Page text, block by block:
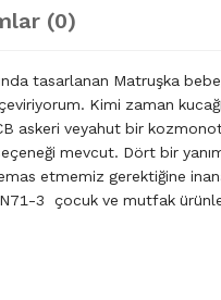
(0)
tasarlanan Matruşka
Kimi zaman
askeri veyahut bir
mevcut. Dört bir
etmemiz gerektiğine
3 çocuk ve mutfak